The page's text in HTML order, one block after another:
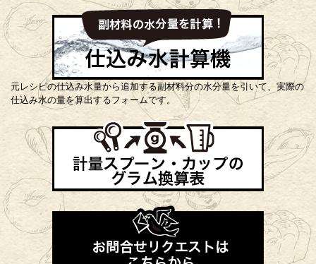
元レシピの仕込み水量から追加する副材料分の水分量を引いて、実際の
仕込み水の量を算出するフォームです。